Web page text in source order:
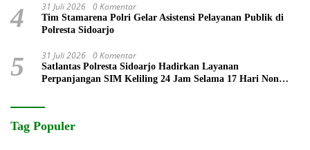
4 31 Juli 2026 0 Komentar
Tim Stamarena Polri Gelar Asistensi Pelayanan Publik di
Polresta Sidoarjo
5 31 Juli 2026 0 Komentar
Satlantas Polresta Sidoarjo Hadirkan Layanan
Perpanjangan SIM Keliling 24 Jam Selama 17 Hari Non
Tag Populer